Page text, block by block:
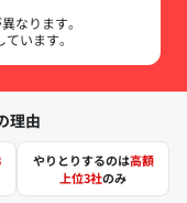
なります。
います。
理由
やりとりするのは高額
上位3社のみ